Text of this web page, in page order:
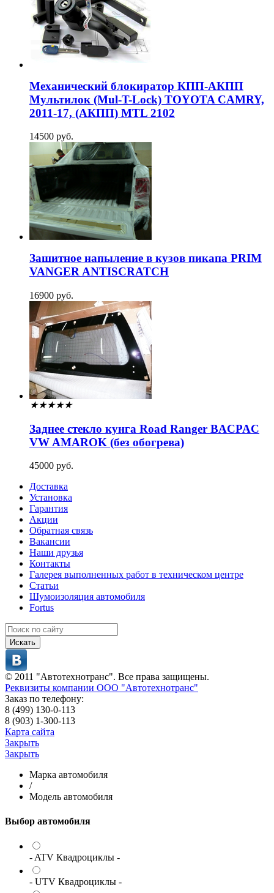
Механический блокиратор КПП-АКПП
Мультилок (Mul-T-Lock) TOYOTA CAMRY,
2011-17, (АКПП) MTL 2102
14500 руб.
Зашитное напыление в кузов пикапа PRIM
VANGER ANTISCRATCH
16900 руб.
★★★★★
Заднее стекло кунга Road Ranger BACPAC
VW AMAROK (без обогрева)
45000 руб.
Доставка
Установка
Гарантия
Акции
Обратная связь
Вакансии
Наши друзья
Контакты
Галерея выполненных работ в техническом центре
Статьи
Шумоизоляция автомобиля
Fortus
Искать
© 2011 "Автотехнотранс". Все права защищены.
Реквизиты компании ООО "Автотехнотранс"
Заказ по телефону:
8 (499) 130-0-113
8 (903) 1-300-113
Карта сайта
Закрыть
Закрыть
Марка автомобиля
/
Модель автомобиля
Выбор автомобиля
- ATV Квадроциклы -
- UTV Квадроциклы -